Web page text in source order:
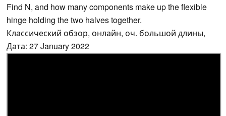
Find N, and how many components make up the flexible
hinge holding the two halves together.
Классический обзор, онлайн, оч. большой длины,
Дата: 27 January 2022